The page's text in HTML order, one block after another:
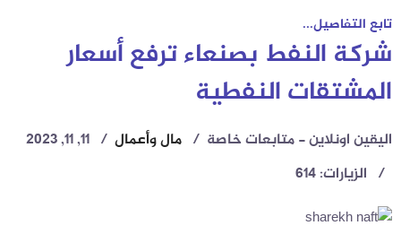
تابع التفاصيل...
شركة النفط بصنعاء ترفع أسعار
المشتقات النفطية
اليقين اونلاين - متابعات خاصة مال وأعمال
11, 11, 2023
الزيارات: 614